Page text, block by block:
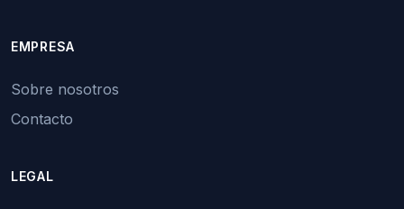
EMPRESA
Sobre nosotros
Contacto
LEGAL